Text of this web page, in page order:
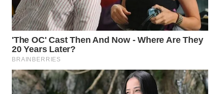
WN
BORNEO
Wahana
Media
WAHANA